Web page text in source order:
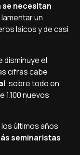
se necesitan
un
laicos y de casi
disminuye el
cifras cabe
, sobre todo en
1.100 nuevos
últimos años
seminaristas